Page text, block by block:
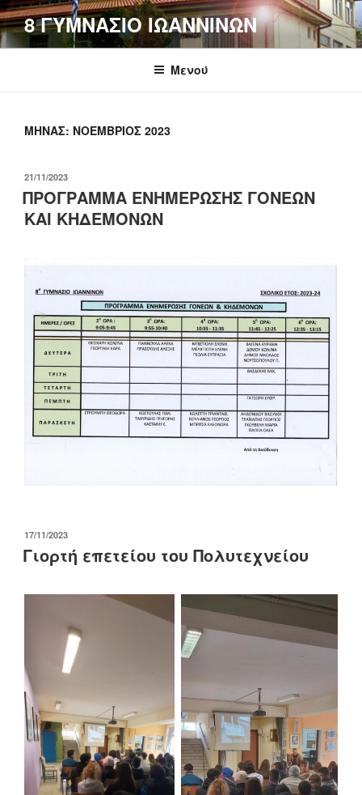
Μετάβαση
στο
περιεχόμενο
8 ΓΥΜΝΑΣΙΟ ΙΩΑΝΝΙΝΩΝ
Μενού
ΜΉΝΑΣ: ΝΟΈΜΒΡΙΟΣ 2023
ΔΗΜΟΣΙΕΎΤΗΚΕ
ΣΤΙΣ
21/11/2023
ΠΡΟΓΡΑΜΜΑ ΕΝΗΜΕΡΩΣΗΣ ΓΟΝΕΩΝ
ΚΑΙ ΚΗΔΕΜΟΝΩΝ
ΔΗΜΟΣΙΕΎΤΗΚΕ
ΣΤΙΣ
17/11/2023
Γιορτή επετείου του Πολυτεχνείου